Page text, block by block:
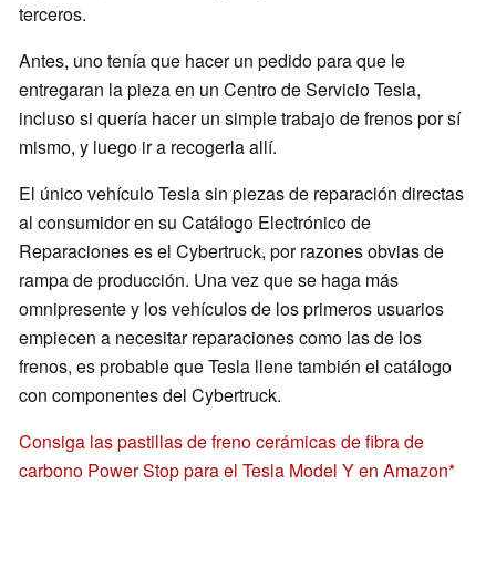
terceros.
Antes, uno tenía que hacer un pedido para que le
entregaran la pieza en un Centro de Servicio Tesla,
incluso si quería hacer un simple trabajo de frenos por sí
mismo, y luego ir a recogerla allí.
El único vehículo Tesla sin piezas de reparación directas
al consumidor en su Catálogo Electrónico de
Reparaciones es el Cybertruck, por razones obvias de
rampa de producción. Una vez que se haga más
omnipresente y los vehículos de los primeros usuarios
empiecen a necesitar reparaciones como las de los
frenos, es probable que Tesla llene también el catálogo
con componentes del Cybertruck.
Consiga las pastillas de freno cerámicas de fibra de
carbono Power Stop para el Tesla Model Y en Amazon